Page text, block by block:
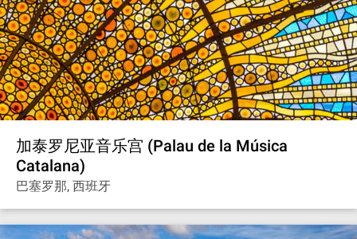
加泰罗尼亚音乐宫 (Palau de la Música
Catalana)
巴塞罗那, 西班牙